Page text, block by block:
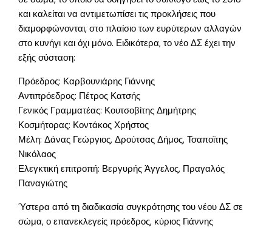
και καλείται να αντιμετωπίσει τις προκλήσεις που
διαμορφώνονται, στο πλαίσιο των ευρύτερων αλλαγών
στο κυνήγι και όχι μόνο. Ειδικότερα, το νέο ΔΣ έχει την
εξής σύσταση:
Πρόεδρος: Καρβουνιάρης Γιάννης
Αντιπρόεδρος: Πέτρος Κατσής
Γενικός Γραμματέας: Κουτσοβίτης Δημήτρης
Κοσμήτορας: Κοντάκος Χρήστος
Μέλη: Δάνας Γεώργιος, Δρούτσας Δήμος, Τσαποϊτης
Νικόλαος
Ελεγκτική επιτροπή: Βεργυρής Άγγελος, Πραγαλός
Παναγιώτης
Ύστερα από τη διαδικασία συγκρότησης του νέου ΔΣ σε
σώμα, ο επανεκλεγείς πρόεδρος, κύριος Γιάννης